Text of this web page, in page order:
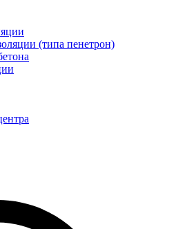
(типа пенетрон)